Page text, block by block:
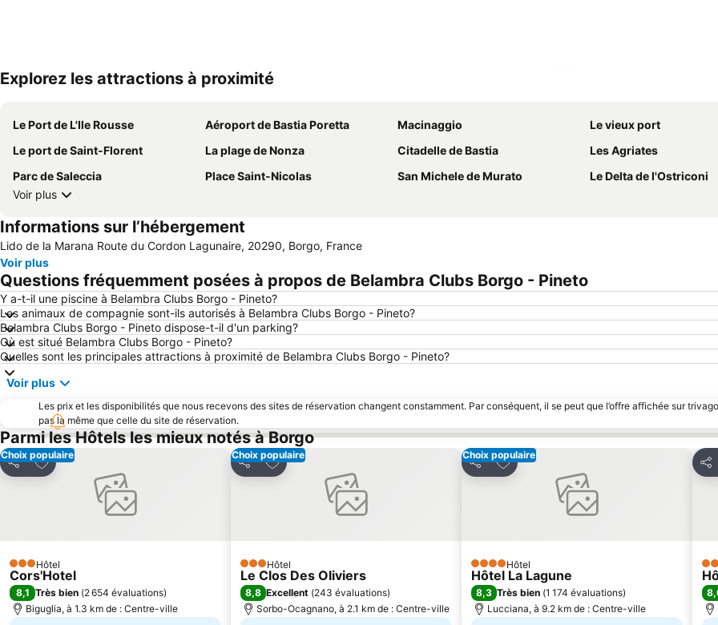
Explorez les attractions à proximité
Le Port de L'Ile Rousse Aéroport de Bastia Poretta Macinaggio
Le vieux port
Le port de Saint-Florent
La plage de Nonza Citadelle de Bastia
Les Agriates
Parc de Saleccia
Place Saint-Nicolas San Michele de Murato
Le Delta de l'Ostriconi
Voir plus
Informations sur l’hébergement
Lido de la Marana Route du Cordon Lagunaire, 20290, Borgo, France
Voir plus
Questions fréquemment posées à propos de Belambra Clubs Borgo - Pineto
Y a-t-il une piscine à Belambra Clubs Borgo - Pineto?
Les animaux de compagnie sont-ils autorisés à Belambra Clubs Borgo - Pineto?
Belambra Clubs Borgo - Pineto dispose-t-il d'un parking?
Où est situé Belambra Clubs Borgo - Pineto?
Quelles sont les principales attractions à proximité de Belambra Clubs Borgo - Pineto?
Voir plus
Les prix et les disponibilités que nous recevons des sites de réservation changent constamment. Par conséquent, il se peut que l’offre affichée sur
pas la même que celle du site de réservation.
Parmi les Hôtels les mieux notés à Borgo
Choix populaire
Partager
Ajouter à mes favoris
3 Étoiles
Hôtel
Cors'Hotel
8,1 Très bien (2 654 évaluations)
Biguglia, à 1.3 km de : Centre-ville
Choix populaire
Partager
Ajouter à mes favoris
3 Étoiles
Hôtel
Le Clos Des Oliviers
8,8 Excellent (243 évaluations)
Sorbo-Ocagnano, à 2.1 km de : Centre-ville
Choix populaire
Partager
Ajouter à mes favoris
4 ÉtoilesHôtel
Hôtel La Lagune
8,3 Très bien (1 174 évaluations)
Lucciana, à 9.2 km de : Centre-ville
4